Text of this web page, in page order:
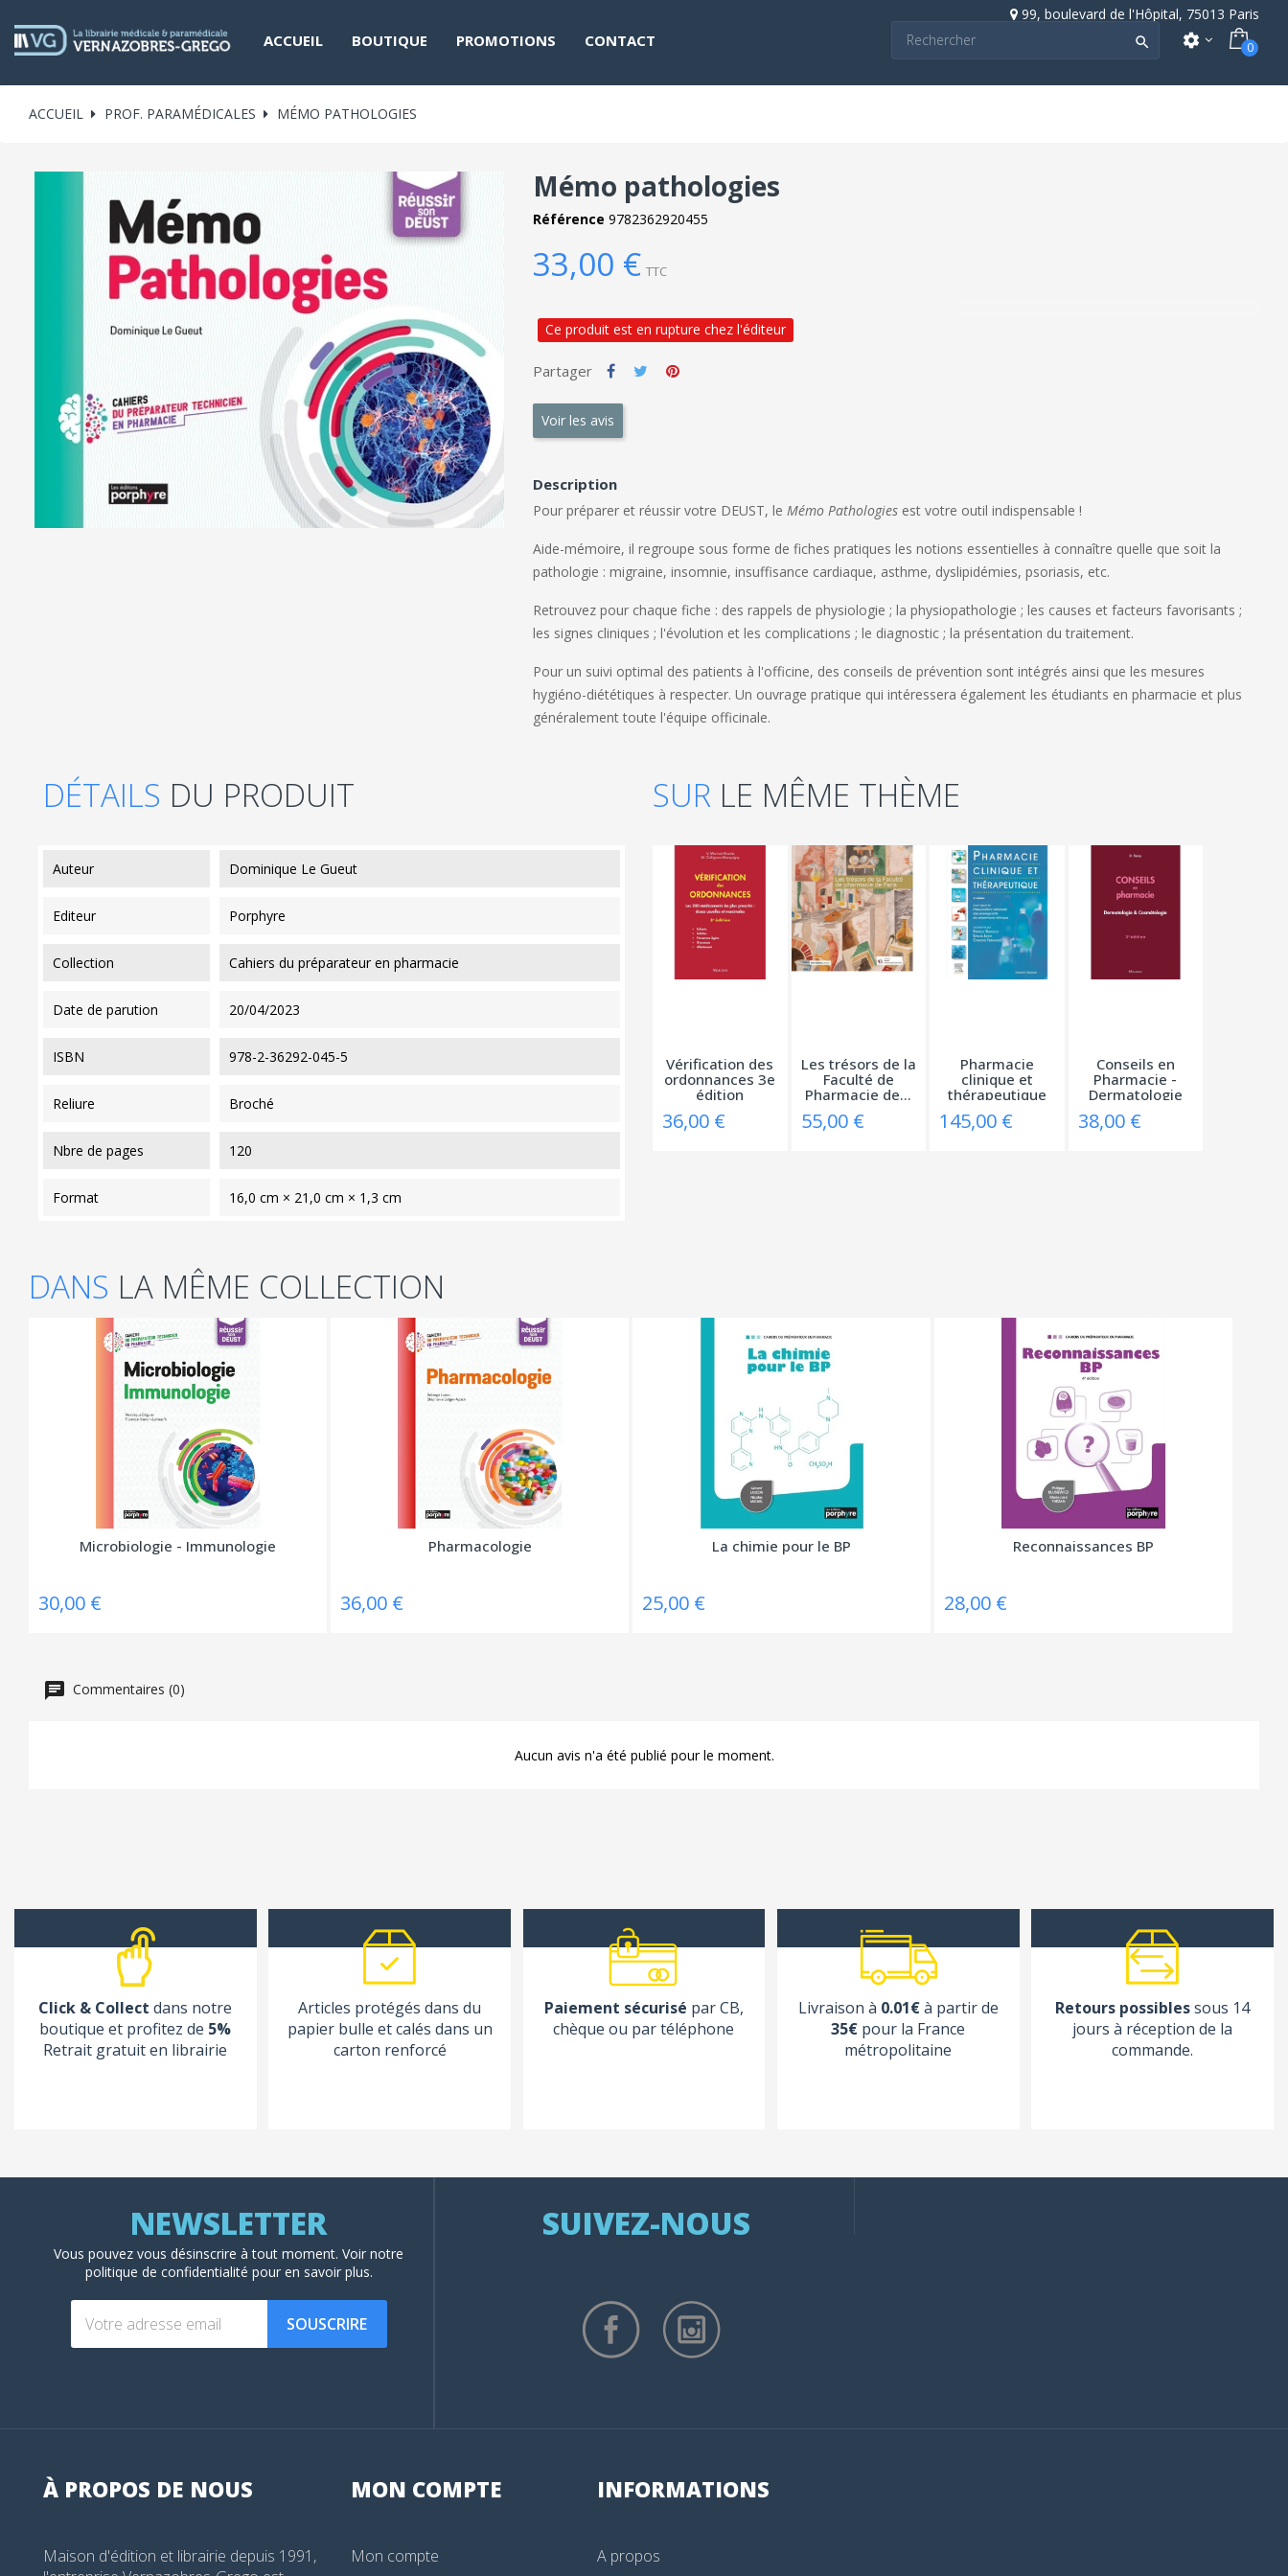
99, boulevard de l'Hôpital, 75013 Paris
ACCUEIL BOUTIQUE PROMOTIONS CONTACT  settings 0
ACCUEIL PROF. PARAMÉDICALES MÉMO PATHOLOGIES
Mémo pathologies
Référence 9782362920455
33,00 € TTC
Ce produit est en rupture chez l'éditeur
Partager
Voir les avis
Description
Pour préparer et réussir votre DEUST, le Mémo Pathologiesest votre outil indispensable !
Aide-mémoire, il regroupe sous forme de fiches pratiques les notions essentielles à connaître quelle que soit la
pathologie : migraine, insomnie, insuffisance cardiaque, asthme, dyslipidémies, psoriasis, etc.
Retrouvez pour chaque fiche : des rappels de physiologie ; la physiopathologie ; les causes et facteurs favorisants ;
les signes cliniques ; l'évolution et les complications ; le diagnostic ; la présentation du traitement.
Pour un suivi optimal des patients à l'officine, des conseils de prévention sont intégrés ainsi que les mesures
hygiéno-diététiques à respecter. Un ouvrage pratique qui intéressera également les étudiants en pharmacie et plus
généralement toute l'équipe officinale.
DÉTAILS DU PRODUIT
auteur Dominique Le Gueut
editeur Porphyre
collection Cahiers du préparateur en pharmacie
date de parution 20/04/2023
ISBN 978-2-36292-045-5
reliure Broché
nbre de pages 120
format 16,0 cm × 21,0 cm × 1,3 cm
SUR LE MÊME THÈME
Vérification des
ordonnances 3e
édition
36,00 €
Les trésors de la
Faculté de
Pharmacie de...
55,00 €
Pharmacie
clinique et
thérapeutique
145,00 €
Conseils en
Pharmacie -
Dermatologie
38,00 €
DANS LA MÊME COLLECTION
Microbiologie - Immunologie
30,00 €
Pharmacologie
36,00 €
La chimie pour le BP
25,00 €
Reconnaissances BP
28,00 €
Commentaires (0)
Aucun avis n'a été publié pour le moment.
Click & Collect dans notre
boutique et profitez de 5%
Retrait gratuit en librairie
Articles protégés dans du
papier bulle et calés dans un
carton renforcé
Paiement sécurisé par CB,
chèque ou par téléphone
Livraison à 0.01€à partir de
35€ pour la France
métropolitaine
Retours possiblessous 14
jours à réception de la
commande.
Vous pouvez vous désinscrire à tout moment. Voirnotre
politique de confidentialité pour en savoir plus.
SOUSCRIRE
SUIVEZ-NOUS
À PROPOS DE NOUS
Maison d'édition et librairie depuis 1991,
MON COMPTE
Mon compte
INFORMATIONS
A propos